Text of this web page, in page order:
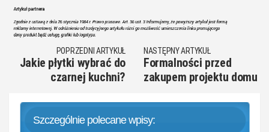
POPRZEDNI ARTYKUŁ
Jakie płytki wybrać do
czarnej kuchni?
NASTĘPNY ARTYKUŁ
Formalności przed
zakupem projektu domu
Szczególnie polecane wpisy: